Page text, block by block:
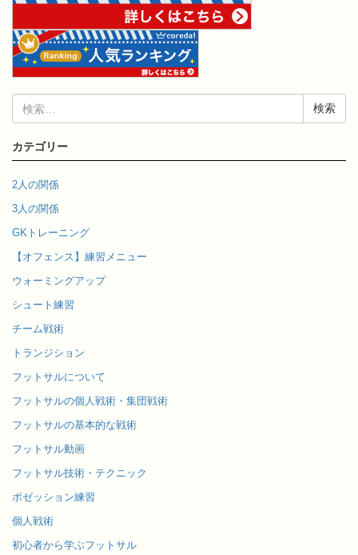
索:
カテゴリー
2人の関係
3人の関係
GKトレーニング
【オフェンス】練習メニュー
ウォーミングアップ
シュート練習
チーム戦術
トランジション
フットサルについて
フットサルの個人戦術・集団戦術
フットサルの基本的な戦術
フットサル動画
フットサル技術・テクニック
ポゼッション練習
個人戦術
初心者から学ぶフットサル